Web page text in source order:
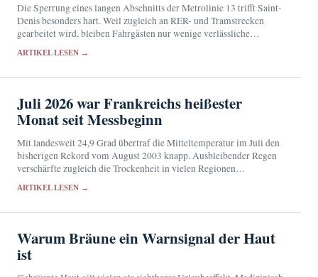
Die Sperrung eines langen Abschnitts der Metrolinie 13 trifft Saint-
Denis besonders hart. Weil zugleich an RER- und Tramstrecken
gearbeitet wird, bleiben Fahrgästen nur wenige verlässliche
ARTIKEL LESEN →
Juli 2026 war Frankreichs heißester
Monat seit Messbeginn
Mit landesweit 24,9 Grad übertraf die Mitteltemperatur im Juli den
bisherigen Rekord vom August 2003 knapp. Ausbleibender Regen
verschärfte zugleich die Trockenheit in vielen Regionen
ARTIKEL LESEN →
Warum Bräune ein Warnsignal der Haut
ist